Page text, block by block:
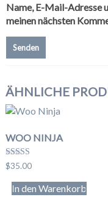
Name, E-Mail-Adresse
meinen nächsten
ÄHNLICHE
WOO NINJA
Bewertet
mit
4.50
von 5
$35.00
In den Warenkorb